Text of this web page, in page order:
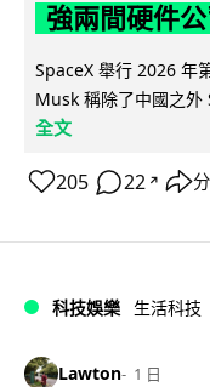
強兩間硬件公
SpaceX 舉行 2026 年
Musk 稱除了中國之外
全文
205 22 ↗
科技娛樂 生活科技
Lawton 1 日